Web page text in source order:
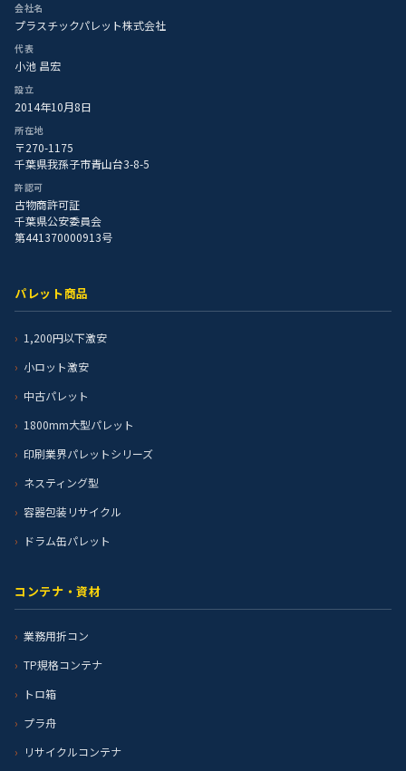
会社名
プラスチックパレット株式会社
代表
小池 昌宏
設立
2014年10月8日
所在地
〒270-1175
千葉県我孫子市青山台3-8-5
許認可
古物商許可証
千葉県公安委員会
第441370000913号
パレット商品
1,200円以下激安
小ロット激安
中古パレット
1800mm大型パレット
印刷業界パレットシリーズ
ネスティング型
容器包装リサイクル
ドラム缶パレット
コンテナ・資材
業務用折コン
TP規格コンテナ
トロ箱
プラ舟
リサイクルコンテナ